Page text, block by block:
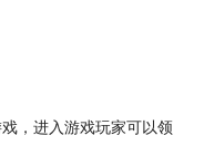
，进入游戏玩家可以领